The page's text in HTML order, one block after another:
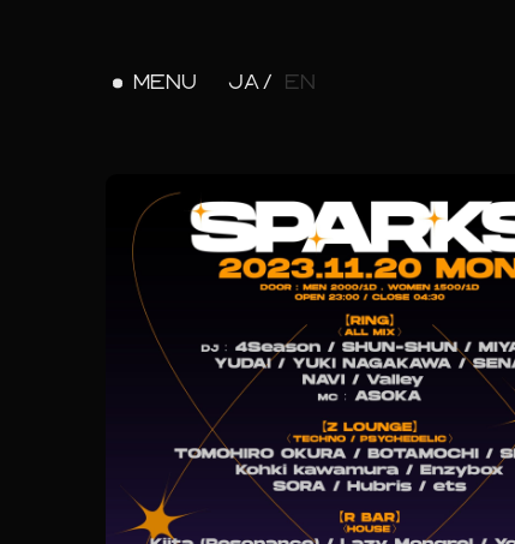
MENU JA EN